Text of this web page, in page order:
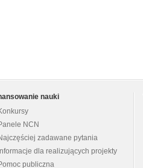
nauki
NCN
zadawane pytania
Informacje dla realizujących projekty
publiczna